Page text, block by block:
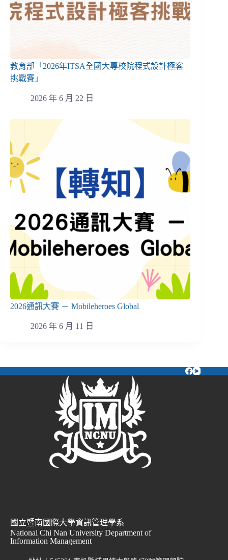
教育部「2026年ITSA全國大專校院程式設計極客
挑戰賽」
2026 年 6 月 22 日
2026通訊大賽 － Mobileheroes Global
2026 年 6 月 11 日
國立暨南國際大學資訊管理學系
National Chi Nan University Department of
Information Management